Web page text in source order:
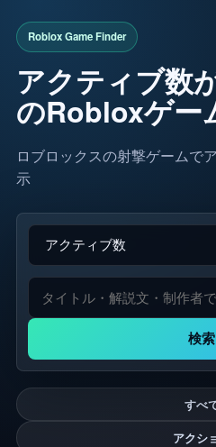
アクティブ数
のRobloxゲー
ロブロックスの射撃ゲームで
示
検索
すべ
アクシ